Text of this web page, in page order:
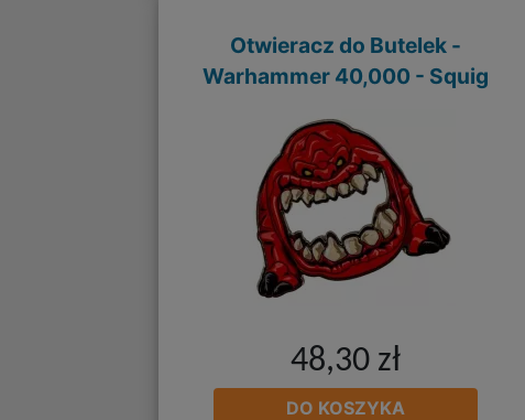
Otwieracz do Butelek -
Warhammer 40,000 - Squig
48,30 zł
DO KOSZYKA